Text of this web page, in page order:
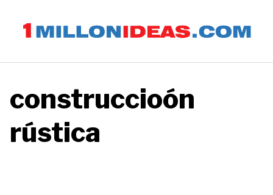
contenido
construccioón
rústica